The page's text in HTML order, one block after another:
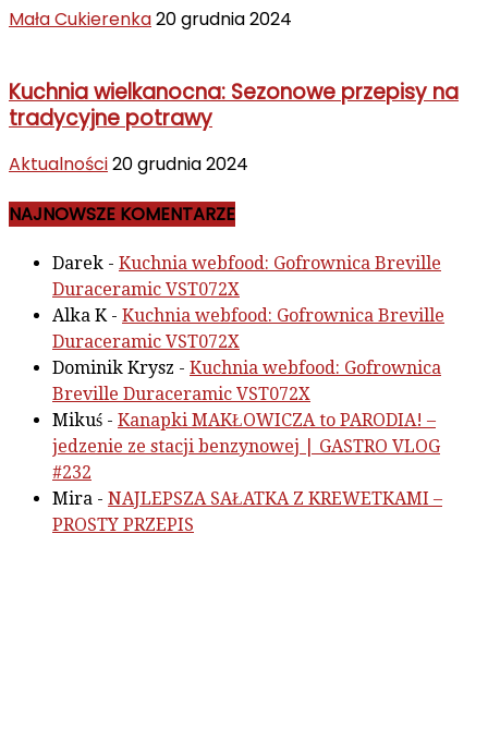
Mała Cukierenka20 grudnia 2024
Kuchnia wielkanocna: Sezonowe przepisy na
tradycyjne potrawy
Aktualności20 grudnia 2024
NAJNOWSZE KOMENTARZE
Darek - Kuchnia webfood: Gofrownica Breville
Duraceramic VST072X
Alka K- Kuchnia webfood: Gofrownica Breville
Duraceramic VST072X
Dominik Krysz - Kuchnia webfood: Gofrownica
Breville Duraceramic VST072X
Mikuś - Kanapki MAKŁOWICZA to PARODIA! –
jedzenie ze stacji benzynowej | GASTRO VLOG
#232
Mira - NAJLEPSZA SAŁATKA Z KREWETKAMI –
PROSTY PRZEPIS